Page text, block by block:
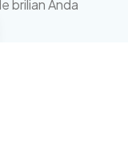
brilian Anda